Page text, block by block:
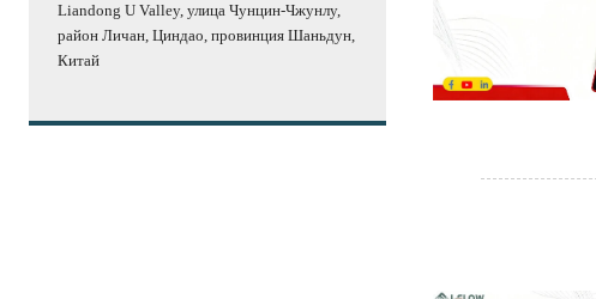
Liandong U Valley, улица Чунцин-Чжунлу,
район Личан, Циндао, провинция Шаньдун,
Китай